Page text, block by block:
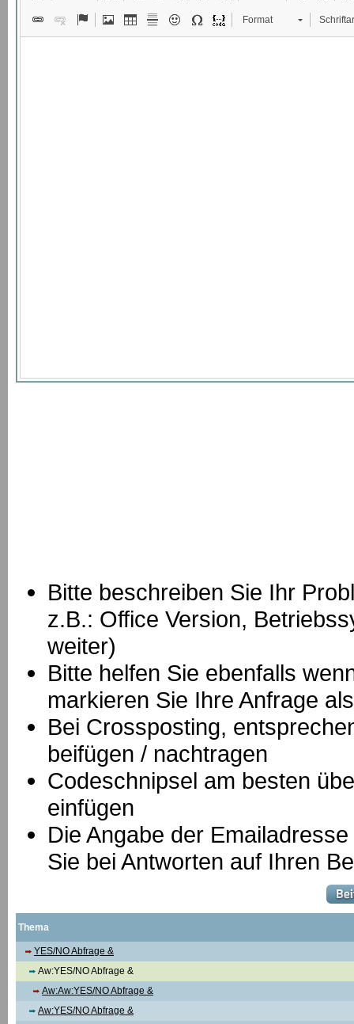
Format
Bitte beschreiben Sie Ihr
z.B.: Office Version,
weiter)
Bitte helfen Sie ebenfalls
markieren Sie Ihre Anfrage
Bei Crossposting,
beifügen / nachtragen
Codeschnipsel am besten
einfügen
Die Angabe der
Sie bei Antworten auf Ihren
Thema
YES/NO Abfrage &
Aw:YES/NO Abfrage &
Aw:Aw:YES/NO Abfrage &
Aw:YES/NO Abfrage &